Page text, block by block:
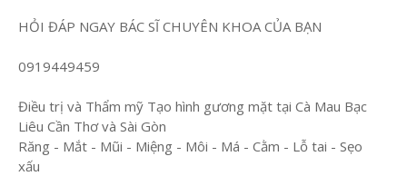
HỎI ĐÁP NGAY BÁC SĨ CHUYÊN KHOA CỦA BẠN
0919449459
Điều trị và Thẩm mỹ Tạo hình gương mặt tại Cà Mau Bạc
Liêu Cần Thơ và Sài Gòn
Răng - Mắt - Mũi - Miệng - Môi - Má - Cằm - Lỗ tai - Sẹo
xấu